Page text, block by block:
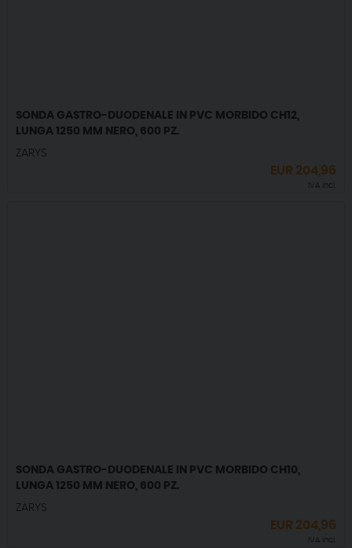
SONDA GASTRO-DUODENALE IN PVC MORBIDO CH12,
LUNGA 1250 MM NERO, 600 PZ.
ZARYS
EUR 204,96
IVA incl.
SONDA GASTRO-DUODENALE IN PVC MORBIDO CH10,
LUNGA 1250 MM NERO, 600 PZ.
ZARYS
EUR 204,96
IVA incl.